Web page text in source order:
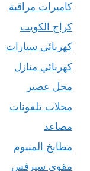
كاميرات مراقبة
كراج الكويت
كهربائي سيارات
كهربائي منازل
محل عصير
محلات تلفونات
مصاعد
مطابخ المنيوم
مقوي سيرفس